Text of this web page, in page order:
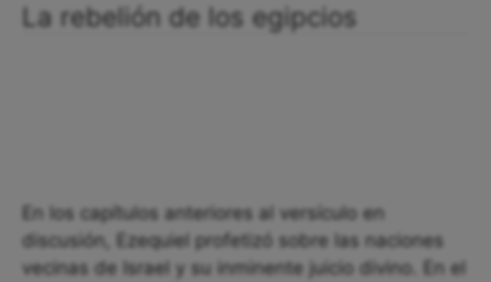
La rebelión de los egipcios
En los capítulos anteriores al versículo en
discusión, Ezequiel profetizó sobre las naciones
vecinas de Israel y su inminente juicio divino. En el